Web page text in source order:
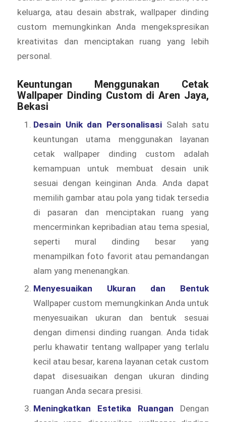
keluarga, atau desain abstrak, wallpaper dinding
custom memungkinkan Anda mengekspresikan
kreativitas dan menciptakan ruang yang lebih
personal.
Keuntungan Menggunakan Cetak
Wallpaper Dinding Custom di Aren Jaya,
Bekasi
Desain Unik dan PersonalisasiSalah satu
keuntungan utama menggunakan layanan
cetak wallpaper dinding custom adalah
kemampuan untuk membuat desain unik
sesuai dengan keinginan Anda. Anda dapat
memilih gambar atau pola yang tidak tersedia
di pasaran dan menciptakan ruang yang
mencerminkan kepribadian atau tema spesial,
seperti mural dinding besar yang
menampilkan foto favorit atau pemandangan
alam yang menenangkan.
Menyesuaikan Ukuran dan Bentuk
Wallpaper custom memungkinkan Anda untuk
menyesuaikan ukuran dan bentuk sesuai
dengan dimensi dinding ruangan. Anda tidak
perlu khawatir tentang wallpaper yang terlalu
kecil atau besar, karena layanan cetak custom
dapat disesuaikan dengan ukuran dinding
ruangan Anda secara presisi.
Meningkatkan Estetika Ruangan Dengan